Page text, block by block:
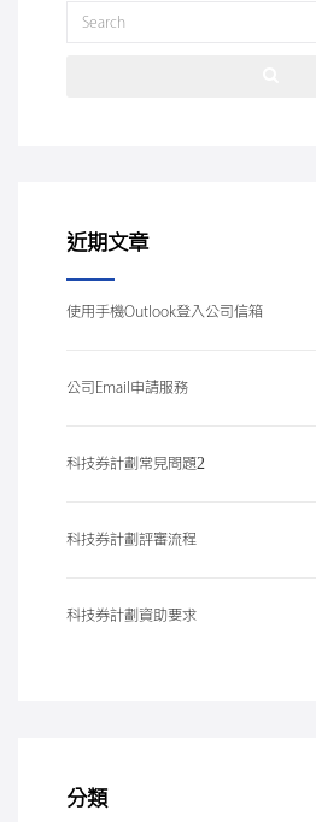
近期文章
使用手機Outlook登入公司信箱
公司Email申請服務
科技券計劃常見問題2
科技券計劃評審流程
科技券計劃資助要求
分類